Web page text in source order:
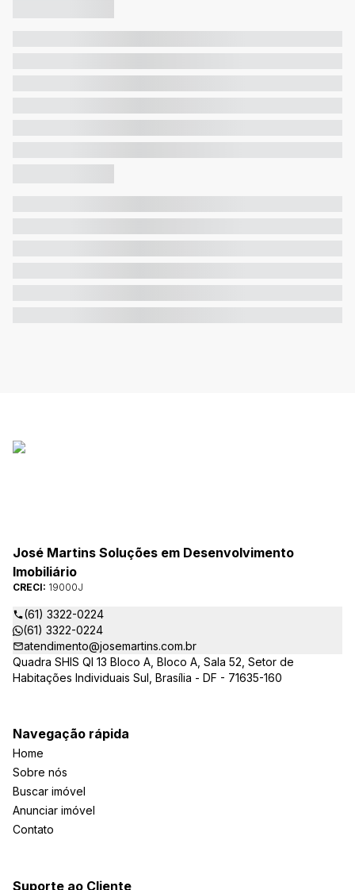
José Martins Soluções em Desenvolvimento
Imobiliário
CRECI: 19000J
(61) 3322-0224
(61) 3322-0224
atendimento@josemartins.com.br
Quadra SHIS QI 13 Bloco A, Bloco A, Sala 52, Setor de
Habitações Individuais Sul, Brasília - DF - 71635-160
Navegação rápida
Home
Sobre nós
Buscar imóvel
Anunciar imóvel
Contato
Suporte ao Cliente